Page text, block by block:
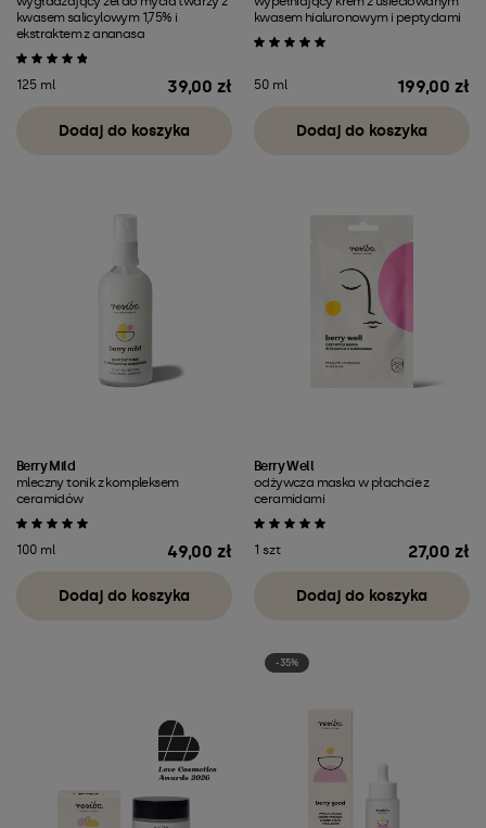
kwasem salicylowym 1,75% i
ekstraktem z ananasa
125 ml 39,00 zł
Dodaj do koszyka
kwasem hialuronowym i peptydami
50 ml 199,00 zł
Dodaj do koszyka
Berry Mild
mleczny tonik z kompleksem
ceramidów
100 ml 49,00 zł
Dodaj do koszyka
Berry Well
odżywcza maska w płachcie z
ceramidami
1 szt 27,00 zł
Dodaj do koszyka
-35%